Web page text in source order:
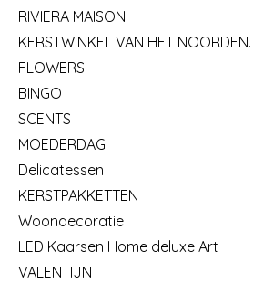
RIVIERA MAISON
KERSTWINKEL VAN HET NOORDEN.
FLOWERS
BINGO
SCENTS
MOEDERDAG
Delicatessen
KERSTPAKKETTEN
Woondecoratie
LED Kaarsen Home deluxe Art
VALENTIJN